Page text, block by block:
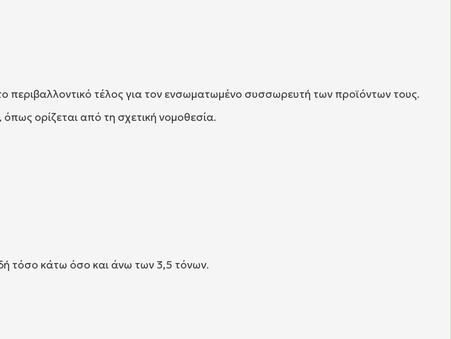
περιβαλλοντικό τέλος για τον ενσωματωμένο συσσωρευτή των προϊόντων τους.
, όπως ορίζεται από τη σχετική νομοθεσία.
τόσο κάτω όσο και άνω των 3,5 τόνων.